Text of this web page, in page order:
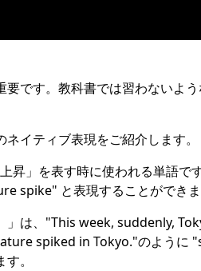
です。教科書では習わないよ
イティブ表現をご紹介します。
」を表す時に使われる単語で
spike" と表現することができま
」は、"This week, suddenly,
spiked in Tokyo."のように
。